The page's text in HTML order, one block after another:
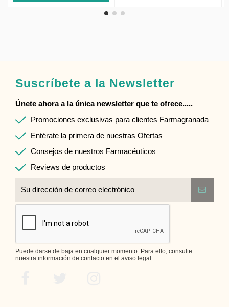
Suscríbete a la Newsletter
Únete ahora a la única newsletter que te ofrece.....
Promociones exclusivas para clientes Farmagranada
Entérate la primera de nuestras Ofertas
Consejos de nuestros Farmacéuticos
Reviews de productos
Puede darse de baja en cualquier momento. Para ello, consulte
nuestra información de contacto en el aviso legal.